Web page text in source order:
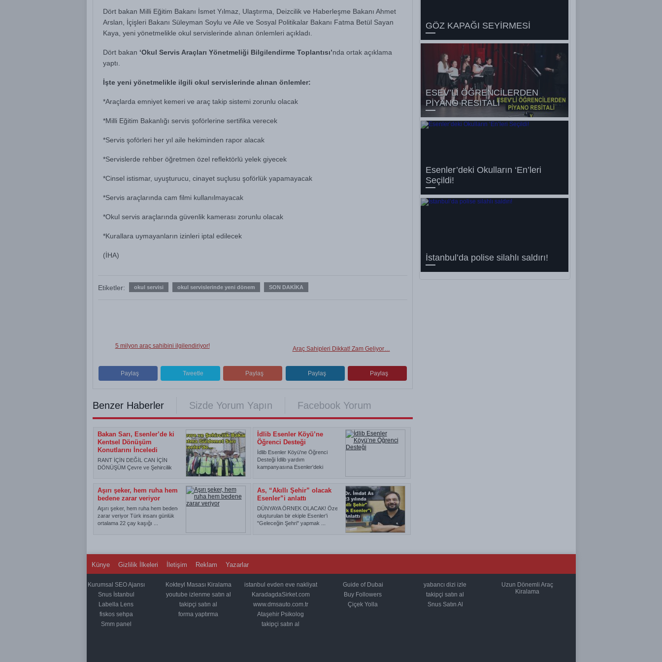
Dört bakan Milli Eğitim Bakanı İsmet Yılmaz, Ulaştırma, Deizcilik ve Haberleşme Bakanı Ahmet
Arslan, İçişleri Bakanı Süleyman Soylu ve Aile ve Sosyal Politikalar Bakanı Fatma Betül Sayan
Kaya, yeni yönetmelikle okul servislerinde alınan önlemleri açıkladı.
Dört bakan ‘Okul Servis Araçları Yönetmeliği Bilgilendirme Toplantısı’nda ortak açıklama
yaptı.
İşte yeni yönetmelikle ilgili okul servislerinde alınan önlemler:
*Araçlarda emniyet kemeri ve araç takip sistemi zorunlu olacak
*Milli Eğitim Bakanlığı servis şoförlerine sertifika verecek
*Servis şoförleri her yıl aile hekiminden rapor alacak
*Servislerde rehber öğretmen özel reflektörlü yelek giyecek
*Cinsel istismar, uyuşturucu, cinayet suçlusu şoförlük yapamayacak
*Servis araçlarında cam filmi kullanılmayacak
*Okul servis araçlarında güvenlik kamerası zorunlu olacak
*Kurallara uymayanların izinleri iptal edilecek
(İHA)
Etiketler: okul servisi okul servislerinde yeni dönem SON DAKİKA
5 milyon araç sahibini ilgilendiriyor! Araç Sahipleri Dikkat! Zam Geliyor…
Paylaş Tweetle Paylaş Paylaş Paylaş
Benzer Haberler Sizde Yorum Yapın Facebook Yorum
Bakan Sarı, Esenler’de ki
Kentsel Dönüşüm
Konutlarını İnceledi
RANT İÇİN DEĞİL CAN İÇİN
DÖNÜŞÜM Çevre ve Şehircilik
İdlib Esenler Köyü’ne
Öğrenci Desteği
İdlib Esenler Köyü'ne Öğrenci
Desteği İdlib yardım
kampanyasına Esenler'deki
Aşırı şeker, hem ruha hem
bedene zarar veriyor
Aşırı şeker, hem ruha hem bedene
zarar veriyor Türk insanı günlük
ortalama 22 çay kaşığı ...
As, “Akıllı Şehir” olacak
Esenler”i anlattı
DÜNYAYA ÖRNEK OLACAK! Özel
oluşturulan bir ekiple Esenler'i
"Geleceğin Şehri" yapmak ...
GÖZ KAPAĞI SEYİRMESİ
ESEV’Lİ ÖĞRENCİLERDEN
PİYANO RESİTALİ
Esenler’deki Okulların ‘En’leri
Seçildi!
İstanbul’da polise silahlı saldırı!
Künye Gizlilik İlkeleri İletişim Reklam Yazarlar
Kurumsal SEO Ajansı
Snus İstanbul
Labella Lens
fiskos sehpa
Smm panel
Kokteyl Masası Kiralama
youtube izlenme satın al
takipçi satın al
forma yaptırma
istanbul evden eve nakliyat
KaradagdaSirket.com
www.dmsauto.com.tr
Ataşehir Psikolog
takipçi satın al
Guide of Dubai
Buy Followers
Çiçek Yolla
yabancı dizi izle
takipçi satın al
Snus Satın Al
Uzun Dönemli Araç
Kiralama